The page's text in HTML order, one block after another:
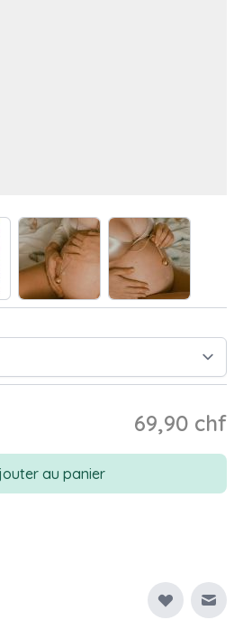
larger imageView larger imageView larger
69,90 chf
au panier